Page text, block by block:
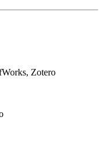
Zotero